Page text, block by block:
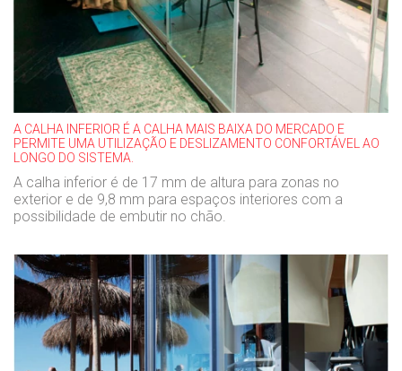
A CALHA INFERIOR É A CALHA MAIS BAIXA DO MERCADO E
PERMITE UMA UTILIZAÇÃO E DESLIZAMENTO CONFORTÁVEL AO
LONGO DO SISTEMA.
A calha inferior é de 17 mm de altura para zonas no
exterior e de 9,8 mm para espaços interiores com a
possibilidade de embutir no chão.